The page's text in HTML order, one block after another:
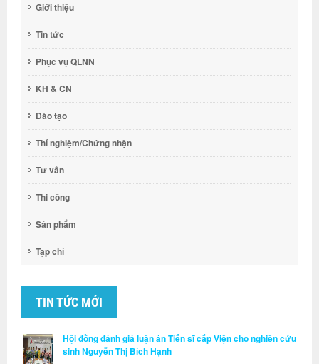
Giới thiệu
Tin tức
Phục vụ QLNN
KH & CN
Đào tạo
Thí nghiệm/Chứng nhận
Tư vấn
Thi công
Sản phẩm
Tạp chí
TIN TỨC MỚI
Hội đồng đánh giá luận án Tiến sĩ cấp Viện cho nghiên cứu
sinh Nguyễn Thị Bích Hạnh